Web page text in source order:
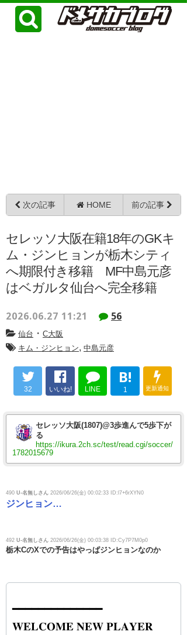
次の記事 HOME 前の記事
セレッソ大阪在籍18年のGKキ
ム・ジンヒョンが栃木シティ
へ期限付き移籍 MF中島元彦
はベガルタ仙台へ完全移籍
2026.06.27 11:21 56
仙台 ・ C大阪
キム・ジンヒョン, 中島元彦
32 いいね! LINE
B!
1 更新通知
セレッソ大阪(1807)@3歩進んで5歩下が
る
https://ikura.2ch.sc/test/read.cgi/soccer/
1782015679
490 U-名無しさん 2026/06/26(金) 00:02:33 ID:l7+6rXYN0
ジンヒョン…
492 U-名無しさん 2026/06/26(金) 00:03:38 ID:Cy7P7M0p0
栃木CのXでの予告はやっぱジンヒョンなのか
━━━━━━━━━━━━━━
𝐖𝐄𝐋𝐂𝐎𝐌𝐄 𝐍𝐄𝐖 𝐏𝐋𝐀𝐘𝐄𝐑